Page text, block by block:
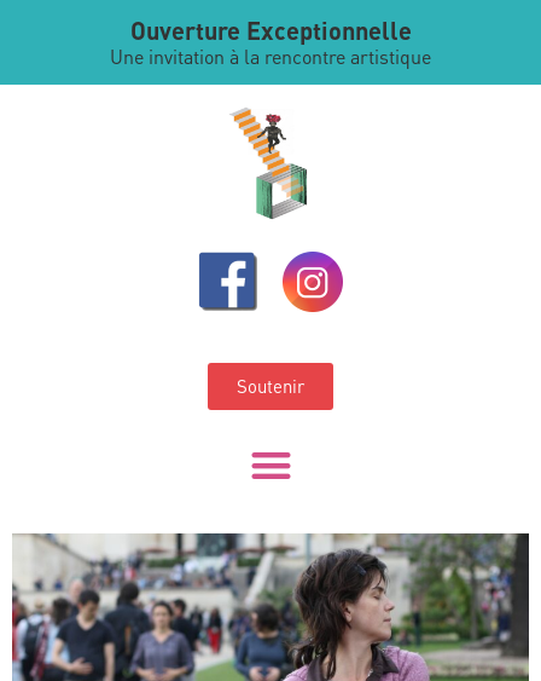
Ouverture Exceptionnelle
Une invitation à la rencontre artistique
Soutenir